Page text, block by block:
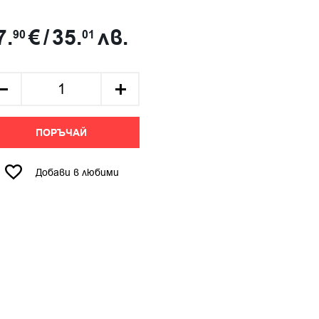
90 €/35.01 лв.
ПОРЪЧАЙ
Добави в любими